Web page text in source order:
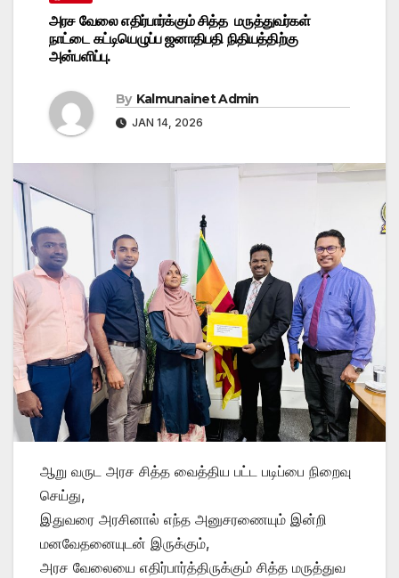
அரச வேலை எதிர்பார்க்கும் சித்த மருத்துவர்கள்
நாட்டை கட்டியெழுப்ப ஜனாதிபதி நிதியத்திற்கு
அன்பளிப்பு.
By Kalmunainet Admin
JAN 14, 2026
ஆறு வருட அரச சித்த வைத்திய பட்ட படிப்பை நிறைவு
செய்து,
இதுவரை அரசினால் எந்த அனுசரணையும் இன்றி
மனவேதனையுடன் இருக்கும்,
அரச வேலையை எதிர்பார்த்திருக்கும் சித்த மருத்துவ